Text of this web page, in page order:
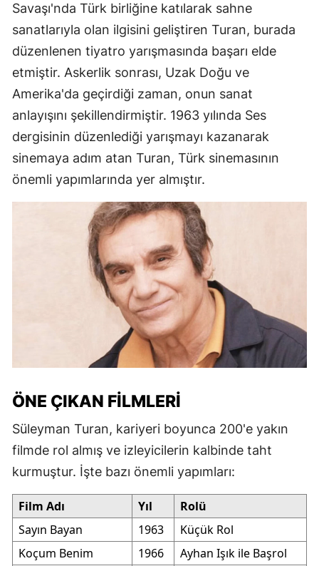
Savaşı'nda Türk birliğine katılarak sahne
sanatlarıyla olan ilgisini geliştiren Turan, burada
düzenlenen tiyatro yarışmasında başarı elde
etmiştir. Askerlik sonrası, Uzak Doğu ve
Amerika'da geçirdiği zaman, onun sanat
anlayışını şekillendirmiştir. 1963 yılında Ses
dergisinin düzenlediği yarışmayı kazanarak
sinemaya adım atan Turan, Türk sinemasının
önemli yapımlarında yer almıştır.
ÖNE ÇIKAN FILMLERI
Süleyman Turan, kariyeri boyunca 200'e yakın
filmde rol almış ve izleyicilerin kalbinde taht
kurmuştur. İşte bazı önemli yapımları:
Film Adı Yıl
Rolü
Sayın Bayan
1963
Küçük Rol
Koçum Benim
1966
Ayhan Işık ile Başrol